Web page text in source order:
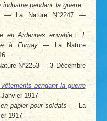
industrie pendant la guerre :
La Nature N°2247 —
en Ardennes envahie : L
à Fumay— La Nature
N°2253 — 3 Décembre
pendant la guerre
1917
papier pour soldats— La
1917